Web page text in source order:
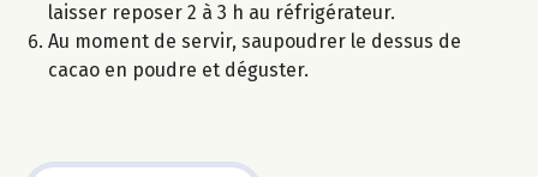
laisser reposer 2 à 3 h au réfrigérateur.
Au moment de servir, saupoudrer le dessus de
cacao en poudre et déguster.